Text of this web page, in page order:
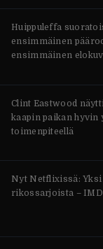
Huippuleffa
ensimmäinen
ensimmäinen
Clint Eastwood
kaapin paikan hyvin
toimenpiteellä
Nyt Netflixissä:
rikossarjoista –